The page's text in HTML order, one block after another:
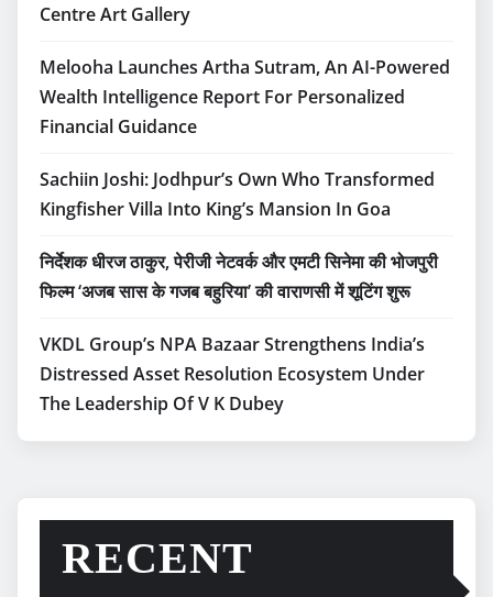
Centre Art Gallery
Melooha Launches Artha Sutram, An AI-Powered
Wealth Intelligence Report For Personalized
Financial Guidance
Sachiin Joshi: Jodhpur’s Own Who Transformed
Kingfisher Villa Into King’s Mansion In Goa
निर्देशक धीरज ठाकुर, पेरीजी नेटवर्क और एमटी सिनेमा की भोजपुरी
फिल्म ‘अजब सास के गजब बहुरिया’ की वाराणसी में शूटिंग शुरू
VKDL Group’s NPA Bazaar Strengthens India’s
Distressed Asset Resolution Ecosystem Under
The Leadership Of V K Dubey
RECENT